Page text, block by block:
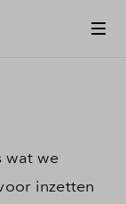
wat we
inzetten